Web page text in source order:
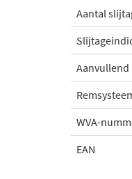
Aantal
WVA-
EAN